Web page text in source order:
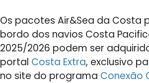
Os pacotes Air&Sea da
bordo dos navios Costa
2025/2026 podem ser
portal Costa Extra, exclusivo
no site do programa Conexão